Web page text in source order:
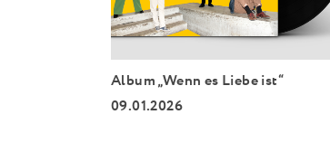
Album „Wenn es Liebe ist“
09.01.2026